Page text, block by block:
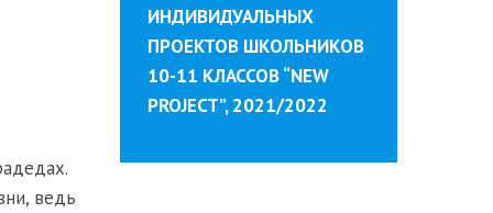
ведь
ИНДИВИДУАЛЬНЫХ
ПРОЕКТОВ ШКОЛЬНИКОВ
10-11 КЛАССОВ “NEW
PROJECT”, 2021/2022